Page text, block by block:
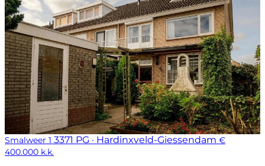
Smalweer 1 3371 PG · Hardinxveld-Giessendam €
400.000 k.k.